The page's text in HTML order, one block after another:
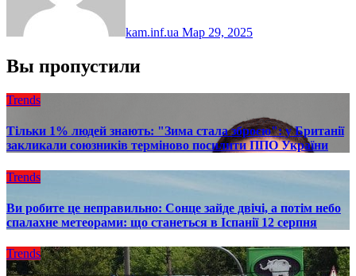
kam.inf.ua Мар 29, 2025
Вы пропустили
Trends
Тільки 1% людей знають: "Зима стала зброєю": у Британії
закликали союзників терміново посилити ППО України
Trends
Ви робите це неправильно: Сонце зайде двічі, а потім небо
спалахне метеорами: що станеться в Іспанії 12 серпня
Trends